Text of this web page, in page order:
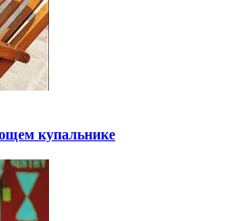
купальнике